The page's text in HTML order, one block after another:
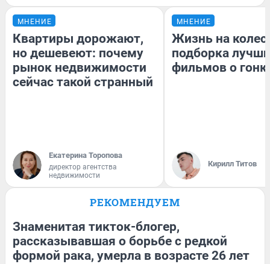
МНЕНИЕ
Квартиры дорожают,
но дешевеют: почему
рынок недвижимости
сейчас такой странный
Екатерина Торопова
директор агентства
недвижимости
МНЕНИЕ
Жизнь на
подборка
фильмов о
Кирилл Титов
РЕКОМЕНДУЕМ
Знаменитая тикток-блогер,
рассказывавшая о борьбе с редкой
формой рака, умерла в возрасте 26 лет